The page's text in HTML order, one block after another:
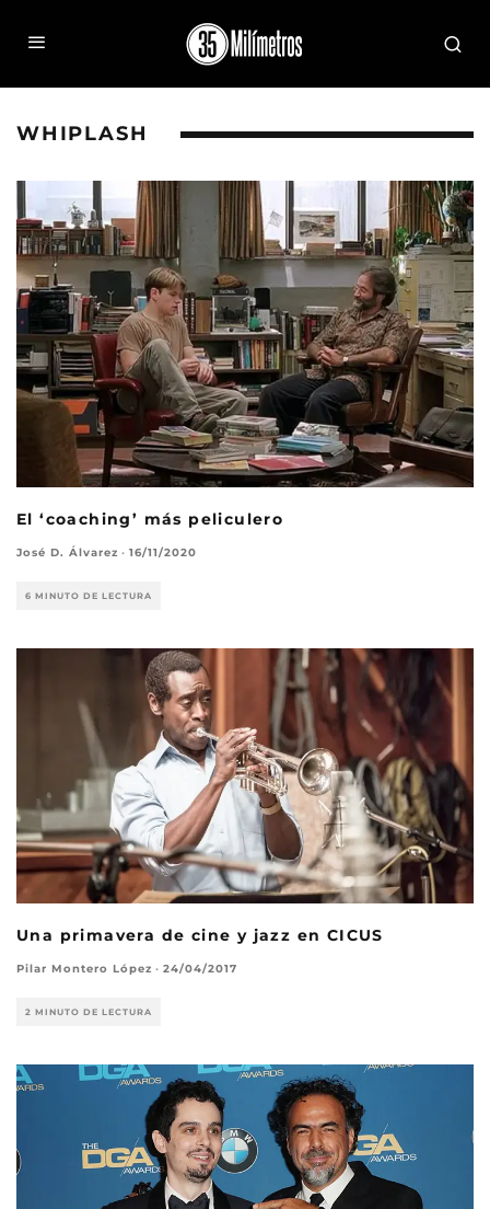
WHIPLASH
El ‘coaching’ más peliculero
José D. Álvarez · 16/11/2020
6 MINUTO DE LECTURA
Una primavera de cine y jazz en CICUS
Pilar Montero López · 24/04/2017
2 MINUTO DE LECTURA